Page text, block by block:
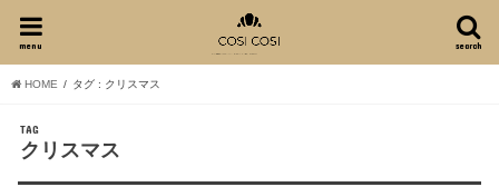
search
menu
HOME タグ : クリスマス
TAG
クリスマス